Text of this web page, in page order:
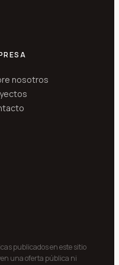
nosotros
publicados en este sitio
una oferta pública ni